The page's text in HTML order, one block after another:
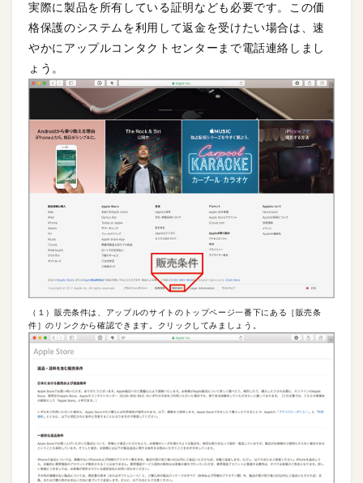
実際に製品を所有している証明なども必要です。この価
格保護のシステムを利用して返金を受けたい場合は、速
やかにアップルコンタクトセンターまで電話連絡しまし
ょう。
（１）販売条件は、アップルのサイトのトップページ一番下にある［販売条
件］のリンクから確認できます。クリックしてみましょう。